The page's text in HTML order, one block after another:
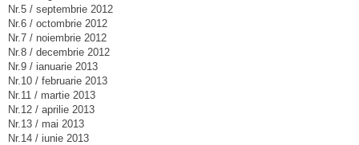
Nr.5 / septembrie 2012
Nr.6 / octombrie 2012
Nr.7 / noiembrie 2012
Nr.8 / decembrie 2012
Nr.9 / ianuarie 2013
Nr.10 / februarie 2013
Nr.11 / martie 2013
Nr.12 / aprilie 2013
Nr.13 / mai 2013
Nr.14 / iunie 2013